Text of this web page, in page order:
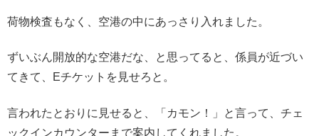
荷物検査もなく、空港の中にあっさり入れました。
ずいぶん開放的な空港だな、と思ってると、係員が近づい
てきて、Eチケットを見せろと。
言われたとおりに見せると、「カモン！」と言って、チェ
ックインカウンターまで案内してくれました。